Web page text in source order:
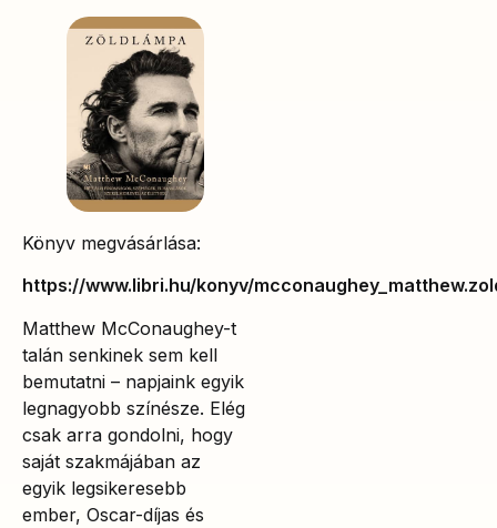
Könyv megvásárlása:
https://www.libri.hu/konyv/
Matthew McConaughey-t
talán senkinek sem kell
bemutatni – napjaink egyik
legnagyobb színésze. Elég
csak arra gondolni, hogy
saját szakmájában az
egyik legsikeresebb
ember, Oscar-díjas és